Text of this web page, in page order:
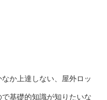
か上達しない、屋外ロッ
基礎的知識が知りたいな